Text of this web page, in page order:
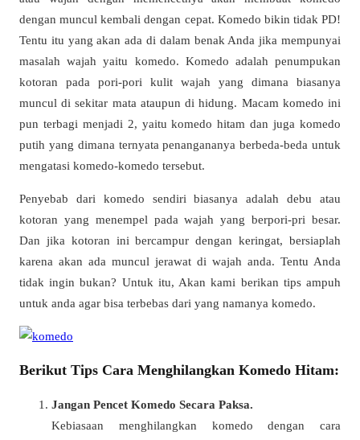
dengan muncul kembali dengan cepat. Komedo bikin tidak PD!
Tentu itu yang akan ada di dalam benak Anda jika mempunyai
masalah wajah yaitu komedo. Komedo adalah penumpukan
kotoran pada pori-pori kulit wajah yang dimana biasanya
muncul di sekitar mata ataupun di hidung. Macam komedo ini
pun terbagi menjadi 2, yaitu komedo hitam dan juga komedo
putih yang dimana ternyata penangananya berbeda-beda untuk
mengatasi komedo-komedo tersebut.
Penyebab dari komedo sendiri biasanya adalah debu atau
kotoran yang menempel pada wajah yang berpori-pri besar.
Dan jika kotoran ini bercampur dengan keringat, bersiaplah
karena akan ada muncul jerawat di wajah anda. Tentu Anda
tidak ingin bukan? Untuk itu, Akan kami berikan tips ampuh
untuk anda agar bisa terbebas dari yang namanya komedo.
Berikut Tips Cara Menghilangkan Komedo Hitam:
Jangan Pencet Komedo Secara Paksa.
Kebiasaan menghilangkan komedo dengan cara